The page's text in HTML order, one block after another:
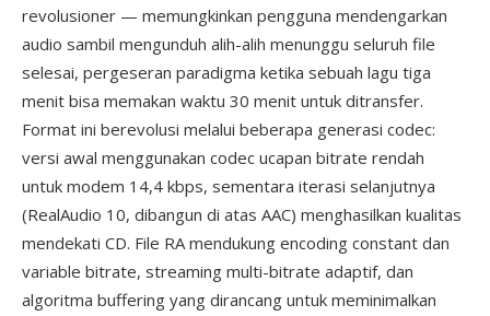
revolusioner — memungkinkan pengguna mendengarkan
audio sambil mengunduh alih-alih menunggu seluruh file
selesai, pergeseran paradigma ketika sebuah lagu tiga
menit bisa memakan waktu 30 menit untuk ditransfer.
Format ini berevolusi melalui beberapa generasi codec:
versi awal menggunakan codec ucapan bitrate rendah
untuk modem 14,4 kbps, sementara iterasi selanjutnya
(RealAudio 10, dibangun di atas AAC) menghasilkan kualitas
mendekati CD. File RA mendukung encoding constant dan
variable bitrate, streaming multi-bitrate adaptif, dan
algoritma buffering yang dirancang untuk meminimalkan